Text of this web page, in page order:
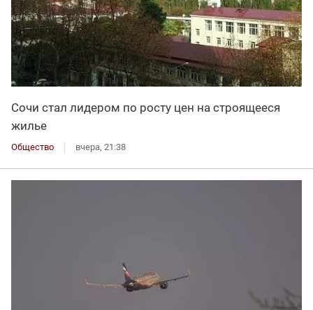
Сочи стал лидером по росту цен на строящееся
жилье
Общество вчера, 21:38